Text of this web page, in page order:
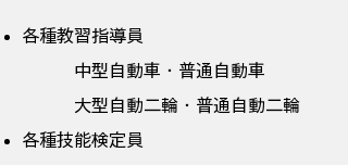
各種​教習指導員
中型自動車・普通自動車
大型自動二輪・普通自動二輪
​各種技能検定員